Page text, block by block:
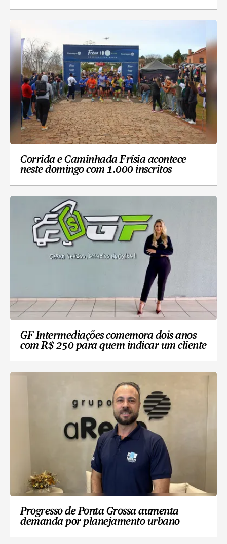
Corrida e Caminhada Frísia acontece
neste domingo com 1.000 inscritos
GF Intermediações comemora dois anos
com R$ 250 para quem indicar um cliente
Progresso de Ponta Grossa aumenta
demanda por planejamento urbano